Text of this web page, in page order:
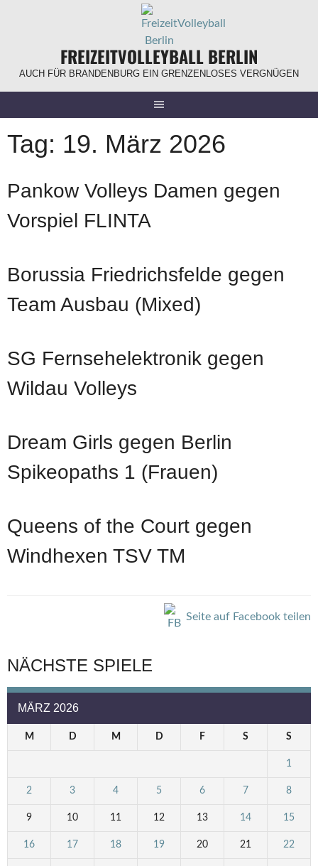
FREIZEITVOLLEYBALL BERLIN
AUCH FÜR BRANDENBURG EIN GRENZENLOSES VERGNÜGEN
Tag: 19. März 2026
Pankow Volleys Damen gegen
Vorspiel FLINTA
Borussia Friedrichsfelde gegen
Team Ausbau (Mixed)
SG Fernsehelektronik gegen
Wildau Volleys
Dream Girls gegen Berlin
Spikeopaths 1 (Frauen)
Queens of the Court gegen
Windhexen TSV TM
Seite auf Facebook teilen
NÄCHSTE SPIELE
MÄRZ 2026
M D M D F S S
1
2 3 4 5 6 7 8
9 10 11 12 13 14 15
16 17 18 19 20 21 22